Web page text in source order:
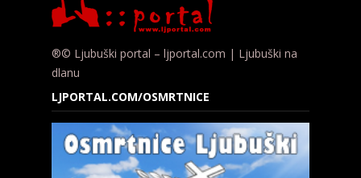
®© Ljubuški portal – ljportal.com | Ljubuški na
dlanu
LJPORTAL.COM/OSMRTNICE